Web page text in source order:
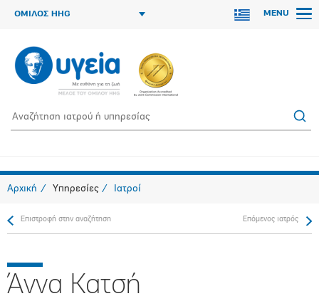
ΟΜΙΛΟΣ HHG MENU
Αρχική Υπηρεσίες Ιατροί
Επιστροφή στην αναζήτηση Επόμενος ιατρός
Άννα Κατσή